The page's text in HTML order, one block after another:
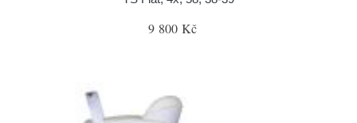
9 800 Kč